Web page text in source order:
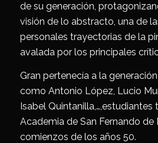
de su generación,
visión de lo abstracto, una de
personales trayectorias de la
avalada por los principales
Gran pertenecía a la
como Antonio López, Lucio
Isabel Quintanilla,…,estudiantes
Academia de San Fernando de
comienzos de los años 50.